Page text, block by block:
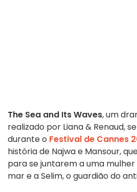
The Sea and Its Waves, um
realizado por Liana & Renaud,
durante o Festival de Cannes
história de Najwa e Mansour,
para se juntarem a uma
mar e a Selim, o guardião do